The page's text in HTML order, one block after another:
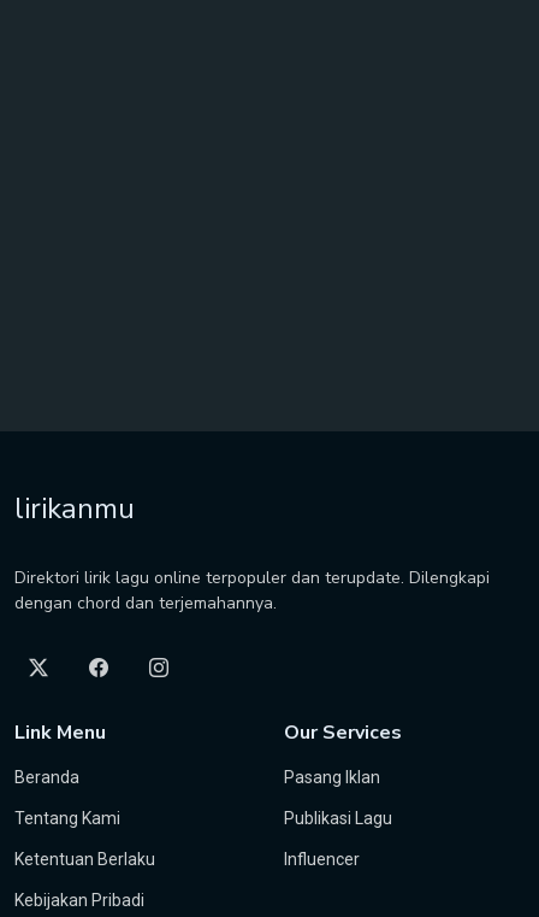
lirikanmu
Direktori lirik lagu online terpopuler dan terupdate. Dilengkapi
dengan chord dan terjemahannya.
Link Menu
Beranda
Tentang Kami
Ketentuan Berlaku
Kebijakan Pribadi
Our Services
Pasang Iklan
Publikasi Lagu
Influencer